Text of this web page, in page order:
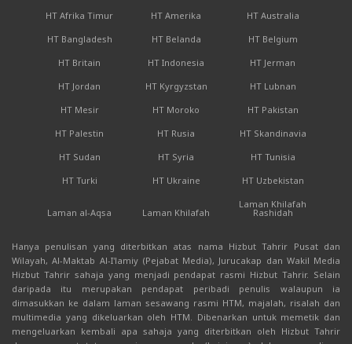
HT Afrika Timur
HT Amerika
HT Australia
HT Bangladesh
HT Belanda
HT Belgium
HT Britain
HT Indonesia
HT Jerman
HT Jordan
HT Kyrgyzstan
HT Lubnan
HT Mesir
HT Moroko
HT Pakistan
HT Palestin
HT Rusia
HT Skandinavia
HT Sudan
HT Syria
HT Tunisia
HT Turki
HT Ukraine HT Uzbekistan
Laman al-Aqsa Laman Khilafah
Laman Khilafah
Rashidah
Hanya penulisan yang diterbitkan atas nama Hizbut Tahrir Pusat dan
Wilayah, Al-Maktab Al-I'lamiy (Pejabat Media), Jurucakap dan Wakil Media
Hizbut Tahrir sahaja yang menjadi pendapat rasmi Hizbut Tahrir. Selain
daripada itu merupakan pendapat peribadi penulis walaupun ia
dimasukkan ke dalam laman sesawang rasmi HTM, majalah, risalah dan
multimedia yang dikeluarkan oleh HTM. Dibenarkan untuk memetik dan
mengeluarkan kembali apa sahaja yang diterbitkan oleh Hizbut Tahrir